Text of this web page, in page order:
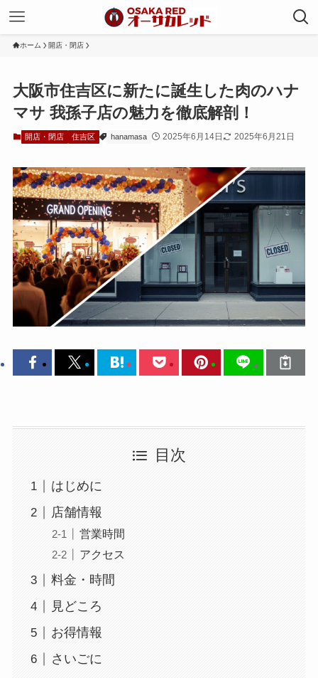
ホーム 開店・閉店
大阪市住吉区に新たに誕生した肉のハナ
マサ 我孫子店の魅力を徹底解剖！
開店・閉店 住吉区 hanamasa 2025年6月14日 2025年6月21日
目次
はじめに
店舗情報
営業時間
アクセス
料金・時間
見どころ
お得情報
さいごに